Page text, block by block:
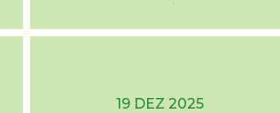
19 DEZ 2025